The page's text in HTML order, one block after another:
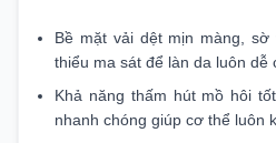
Bề mặt vải dệt mịn màng,
thiểu ma sát để làn da luôn dễ
Khả năng thấm hút mồ hôi
nhanh chóng giúp cơ thể luôn